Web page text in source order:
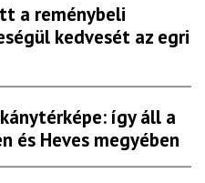
a reménybeli
kedvesét az egri
így áll a
és Heves megyében